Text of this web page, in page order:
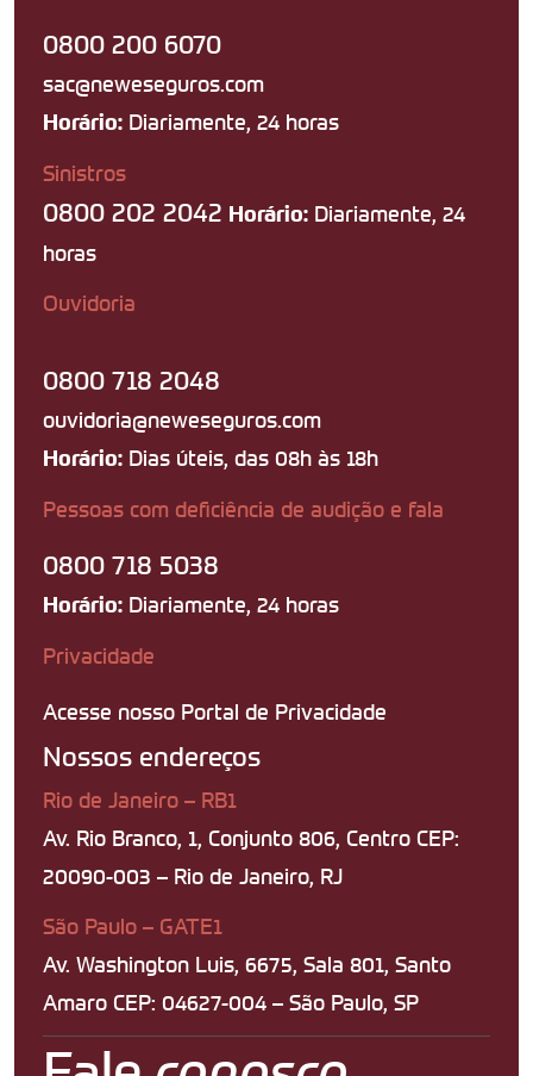
0800 200 6070
sac@neweseguros.com
Horário: Diariamente, 24 horas
Sinistros
0800 202 2042 Horário: Diariamente, 24
horas
Ouvidoria
0800 718 2048
ouvidoria@neweseguros.com
Horário: Dias úteis, das 08h às 18h
Pessoas com deficiência de audição e fala
0800 718 5038
Horário: Diariamente, 24 horas
Privacidade
Acesse nosso Portal de Privacidade
Nossos endereços
Rio de Janeiro – RB1
Av. Rio Branco, 1, Conjunto 806, Centro CEP:
20090-003 – Rio de Janeiro, RJ
São Paulo – GATE1
Av. Washington Luis, 6675, Sala 801, Santo
Amaro CEP: 04627-004 – São Paulo, SP